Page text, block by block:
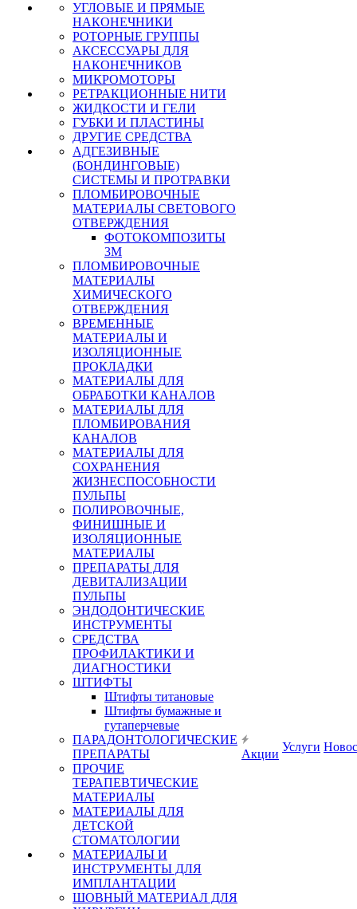
УГЛОВЫЕ И ПРЯМЫЕ
НАКОНЕЧНИКИ
РОТОРНЫЕ ГРУППЫ
АКСЕССУАРЫ ДЛЯ
НАКОНЕЧНИКОВ
МИКРОМОТОРЫ
РЕТРАКЦИОННЫЕ НИТИ
ЖИДКОСТИ И ГЕЛИ
ГУБКИ И ПЛАСТИНЫ
ДРУГИЕ СРЕДСТВА
АДГЕЗИВНЫЕ
(БОНДИНГОВЫЕ)
СИСТЕМЫ И ПРОТРАВКИ
ПЛОМБИРОВОЧНЫЕ
МАТЕРИАЛЫ СВЕТОВОГО
ОТВЕРЖДЕНИЯ
ФОТОКОМПОЗИТЫ
3М
ПЛОМБИРОВОЧНЫЕ
МАТЕРИАЛЫ
ХИМИЧЕСКОГО
ОТВЕРЖДЕНИЯ
ВРЕМЕННЫЕ
МАТЕРИАЛЫ И
ИЗОЛЯЦИОННЫЕ
ПРОКЛАДКИ
МАТЕРИАЛЫ ДЛЯ
ОБРАБОТКИ КАНАЛОВ
МАТЕРИАЛЫ ДЛЯ
ПЛОМБИРОВАНИЯ
КАНАЛОВ
МАТЕРИАЛЫ ДЛЯ
СОХРАНЕНИЯ
ЖИЗНЕСПОСОБНОСТИ
ПУЛЬПЫ
ПОЛИРОВОЧНЫЕ,
ФИНИШНЫЕ И
ИЗОЛЯЦИОННЫЕ
МАТЕРИАЛЫ
ПРЕПАРАТЫ ДЛЯ
ДЕВИТАЛИЗАЦИИ
ПУЛЬПЫ
ЭНДОДОНТИЧЕСКИЕ
ИНСТРУМЕНТЫ
СРЕДСТВА
ПРОФИЛАКТИКИ И
ДИАГНОСТИКИ
ШТИФТЫ
Штифты титановые
Штифты бумажные и
гутаперчевые
ПАРАДОНТОЛОГИЧЕСКИЕ
ПРЕПАРАТЫ
ПРОЧИЕ
ТЕРАПЕВТИЧЕСКИЕ
МАТЕРИАЛЫ
МАТЕРИАЛЫ ДЛЯ
ДЕТСКОЙ
СТОМАТОЛОГИИ
МАТЕРИАЛЫ И
ИНСТРУМЕНТЫ ДЛЯ
ИМПЛАНТАЦИИ
ШОВНЫЙ МАТЕРИАЛ ДЛЯ
Акции
Услуги